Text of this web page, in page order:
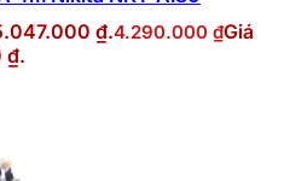
₫.4.290.000 ₫Giá
₫.